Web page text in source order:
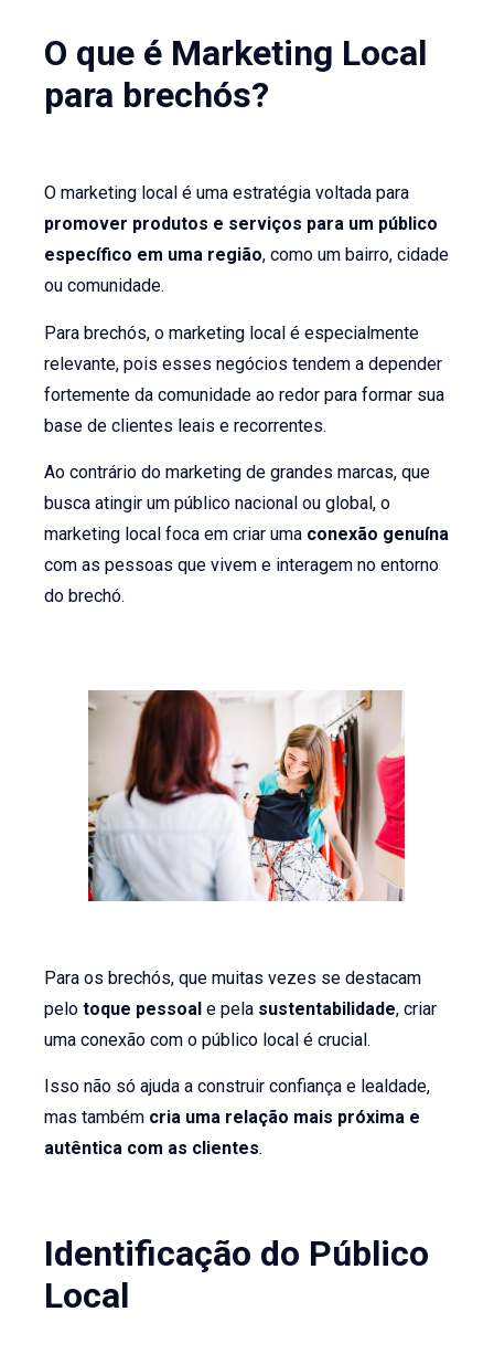
O que é Marketing Local
para brechós?
O marketing local é uma estratégia voltada para
promover produtos e serviços para um público
específico em uma região, como um bairro, cidade
ou comunidade.
Para brechós, o marketing local é especialmente
relevante, pois esses negócios tendem a depender
fortemente da comunidade ao redor para formar sua
base de clientes leais e recorrentes.
Ao contrário do marketing de grandes marcas, que
busca atingir um público nacional ou global, o
marketing local foca em criar uma conexão genuína
com as pessoas que vivem e interagem no entorno
do brechó.
Para os brechós, que muitas vezes se destacam
pelotoque pessoal e pela sustentabilidade, criar
uma conexão com o público local é crucial.
Isso não só ajuda a construir confiança e lealdade,
mas também cria uma relação mais próxima e
autêntica com as clientes.
Identificação do Público
Local